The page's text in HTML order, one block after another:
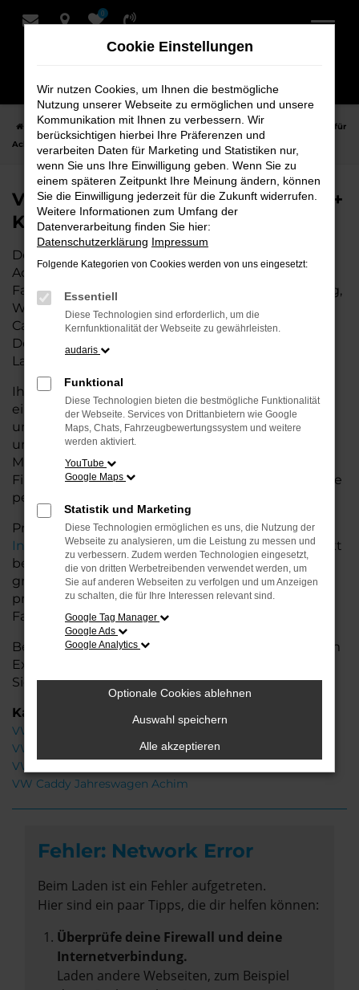
Zum
0
Startseite Achim VW
VW Caddy Fahrzeuge bei Schmidt + Koch für
Achim
VW Caddy Fahrzeuge bei Schmidt +
Koch für Achim
Der VW Caddy ist die perfekte Wahl für alle in
Achim, die ein zuverlässiges und modernes
Fahrzeug suchen. Ob für den täglichen Arbeitsweg,
Wochenendausflüge oder lange Reisen, der VW
Caddy bietet Komfort, Effizienz und modernes
Design, das sowohl in der Stadt als auch auf dem
Land glänzt.
Ihr VW Autohaus in Achim bietet Ihnen neben
einer breiten Auswahl an VW Fahrzeugen auch
umfassende Beratung und Service. Wir
unterstützen Sie bei der Auswahl des passenden
Modells und bieten maßgeschneiderte
Finanzierungslösungen sowie Leasingoptionen, die
perfekt zu Ihrem Budget und Bedarf passen.
Profitieren Sie von zusätzlichen Services wie
Inzahlungnahme,Wartung und Reparaturendirekt
bei Ihrem VW Autohaus in Achim. Mit unserer
großen Auswahl an Fahrzeugen und der
professionellen Beratung finden Sie bei uns das
Fahrzeug, das Ihre Ansprüche erfüllt.
Besuchen Sie uns und lassen Sie sich von unserem
Expertenteam beraten – der VW Caddy wartet auf
Sie!
Kategorie
VW Caddy Achim
VW Caddy Gebrauchtwagen Achim
VW Caddy Neuwagen Achim
VW Caddy Jahreswagen Achim
Fehler: Network Error
Beim Laden ist ein Fehler aufgetreten.
Hier sind ein paar Tipps, die dir helfen können:
Überprüfe deine Firewall und deine
Internetverbindung.
Laden andere Webseiten, zum Beispiel
Cookie Einstellungen
Wir nutzen Cookies, um Ihnen die bestmögliche
Nutzung unserer Webseite zu ermöglichen und unsere
Kommunikation mit Ihnen zu verbessern. Wir
berücksichtigen hierbei Ihre Präferenzen und
verarbeiten Daten für Marketing und Statistiken nur,
wenn Sie uns Ihre Einwilligung geben. Wenn Sie zu
einem späteren Zeitpunkt Ihre Meinung ändern, können
Sie die Einwilligung jederzeit für die Zukunft widerrufen.
Weitere Informationen zum Umfang der
Datenverarbeitung finden Sie hier:
Datenschutzerklärung Impressum
Folgende Kategorien von Cookies werden von uns eingesetzt:
Essentiell
Diese Technologien sind erforderlich, um die
Kernfunktionalität der Webseite zu gewährleisten.
audaris
Funktional
Diese Technologien bieten die bestmögliche Funktionalität
der Webseite. Services von Drittanbietern wie Google
Maps, Chats, Fahrzeugbewertungssystem und weitere
werden aktiviert.
YouTube
Google Maps
Statistik und Marketing
Diese Technologien ermöglichen es uns, die Nutzung der
Webseite zu analysieren, um die Leistung zu messen und
zu verbessern. Zudem werden Technologien eingesetzt,
die von dritten Werbetreibenden verwendet werden, um
Sie auf anderen Webseiten zu verfolgen und um Anzeigen
zu schalten, die für Ihre Interessen relevant sind.
Google Tag Manager
Google Ads
Google Analytics
Optionale Cookies ablehnen
Auswahl speichern
Alle akzeptieren